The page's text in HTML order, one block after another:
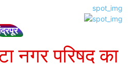
नगर परिषद का